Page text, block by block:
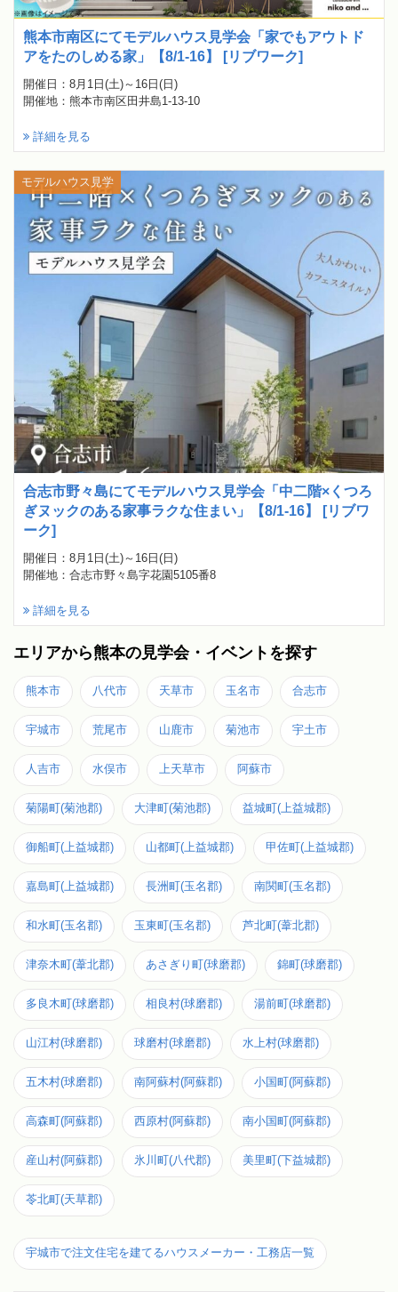
熊本市南区にてモデルハウス見学会「家でもアウトド
アをたのしめる家」【8/1-16】 [リブワーク]
開催日：8月1日(土)～16日(日)
開催地：熊本市南区田井島1-13-10
詳細を見る
合志市野々島にてモデルハウス見学会「中二階×くつろ
ぎヌックのある家事ラクな住まい」【8/1-16】 [リブワ
ーク]
開催日：8月1日(土)～16日(日)
開催地：合志市野々島字花園5105番8
詳細を見る
モデルハウス見学
エリアから熊本の見学会・イベントを探す
熊本市 八代市 天草市 玉名市 合志市
宇城市 荒尾市 山鹿市 菊池市 宇土市
人吉市 水俣市 上天草市 阿蘇市
菊陽町(菊池郡) 大津町(菊池郡) 益城町(上益城郡)
御船町(上益城郡) 山都町(上益城郡) 甲佐町(上益城郡)
嘉島町(上益城郡) 長洲町(玉名郡) 南関町(玉名郡)
和水町(玉名郡) 玉東町(玉名郡) 芦北町(葦北郡)
津奈木町(葦北郡) あさぎり町(球磨郡) 錦町(球磨郡)
多良木町(球磨郡) 相良村(球磨郡) 湯前町(球磨郡)
山江村(球磨郡) 球磨村(球磨郡) 水上村(球磨郡)
五木村(球磨郡) 南阿蘇村(阿蘇郡) 小国町(阿蘇郡)
高森町(阿蘇郡) 西原村(阿蘇郡) 南小国町(阿蘇郡)
産山村(阿蘇郡) 氷川町(八代郡) 美里町(下益城郡)
苓北町(天草郡)
宇城市で注文住宅を建てるハウスメーカー・工務店一覧